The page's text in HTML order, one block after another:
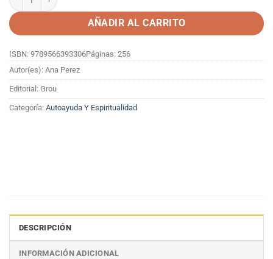
AÑADIR AL CARRITO
ISBN: 9789566393306Páginas: 256
Autor(es): Ana Perez
Editorial: Grou
Categoría: Autoayuda Y Espiritualidad
DESCRIPCIÓN
INFORMACIÓN ADICIONAL